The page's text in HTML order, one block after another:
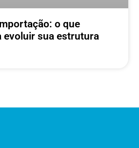
o que
evoluir sua estrutura